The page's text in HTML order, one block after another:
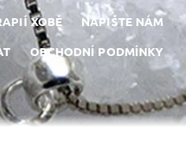
XOBĚ
NAPIŠTE NÁM
OBCHODNÍ PODMÍNKY